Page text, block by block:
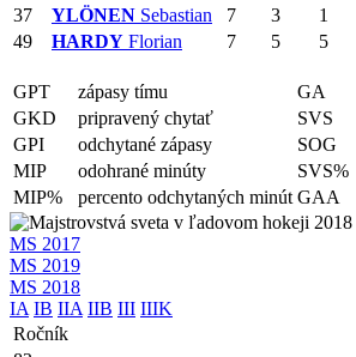
37
YLÖNEN Sebastian 7 3 1
49
HARDY Florian 7 5 5
GPT
zápasy tímu GA
GKD
pripravený chytať SVS
GPI
odchytané zápasy SOG
MIP
odohrané minúty SVS%
MIP%
percento odchytaných minút GAA
MS 2017
MS 2019
MS 2018
IA IB IIA IIB III IIIK
Ročník